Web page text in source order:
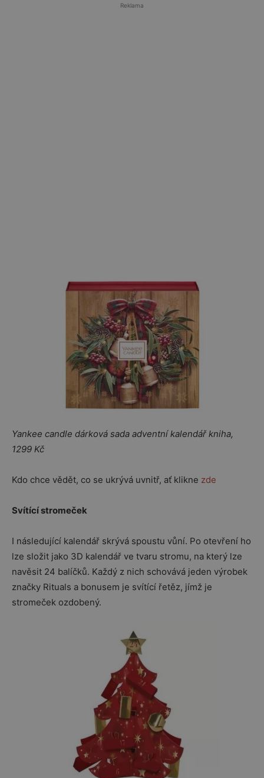
Reklama
Yankee candle dárková sada adventní kalendář kniha,
1299 Kč
Kdo chce vědět, co se ukrývá uvnitř, ať klikne zde
Svítící stromeček
I následující kalendář skrývá spoustu vůní. Po otevření ho
lze složit jako 3D kalendář ve tvaru stromu, na který lze
navěsit 24 balíčků. Každý z nich schovává jeden výrobek
značky Rituals a bonusem je svítící řetěz, jímž je
stromeček ozdobený.